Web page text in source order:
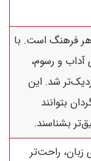
هر فرهنگ است. با
آداب و رسوم،
شد. این
بتوانند
بشناسند.
زبان، راحت‌تر